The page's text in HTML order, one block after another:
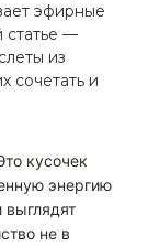
эфирные
статье —
из
сочетать и
кусочек
энергию
не в